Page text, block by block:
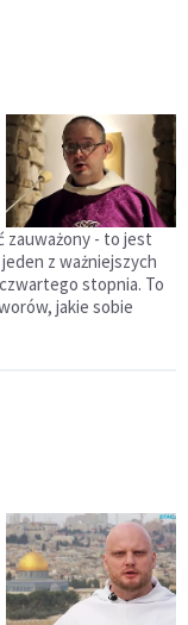
zauważony - to jest
z ważniejszych
stopnia. To
jakie sobie